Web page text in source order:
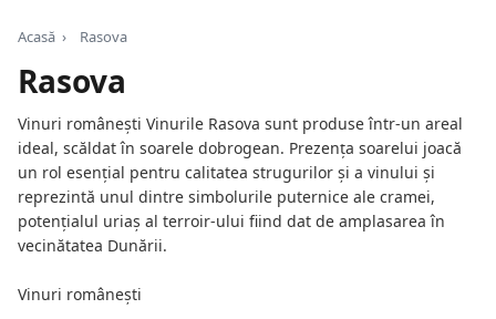
Acasă › Rasova
Rasova
Vinuri românești Vinurile Rasova sunt produse într-un areal
ideal, scăldat în soarele dobrogean. Prezența soarelui joacă
un rol esențial pentru calitatea strugurilor și a vinului și
reprezintă unul dintre simbolurile puternice ale cramei,
potențialul uriaș al terroir-ului fiind dat de amplasarea în
vecinătatea Dunării.
Vinuri românești